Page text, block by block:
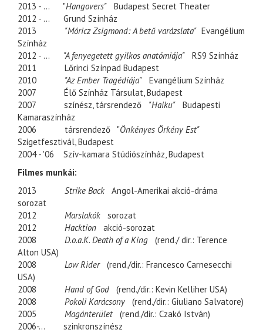
2013 - ...
"Hangovers"
Budapest Secret Theater​
2012 - ...
Grund Színház​​​
2013
"Móricz Zsigmond: A betű varázslata​" Evangélium
Színház
2012 - ...
"A fenyegetett gyilkos anatómiája"
RS9 Színház
2011
Lőrinci Színpad Budapest
2010
"Az Ember Tragédiája"
Evangélium Színház
2007
Élő Színház Társulat, Budapest
2007
színész, társrendező "Haiku"
Budapesti
Kamaraszínház
2006
társrendező "Önkényes Örkény Est"
Szigetfesztivál, Budapest
2004 - '06
Szív-kamara Stúdiószínház, Budapest
Filmes munkái:
2013
Strike Back
Angol-Amerikai akció-dráma
sorozat
2012
Marslakók
sorozat
2012
Hacktion
akció-sorozat
2008
D.o.a.K. Death of a King
(rend./ dir.: Terence
Alton USA)
2008
Low Rider
(rend./dir.: Francesco Carnesecchi
USA)
2008
Hand of God
(rend./dir.: Kevin Kelliher USA)
2008
Pokoli Karácsony
(rend./dir.: Giuliano Salvatore)
2005
Magánterület (rend./dir.: Czakó István)
2006-...
szinkronszínész